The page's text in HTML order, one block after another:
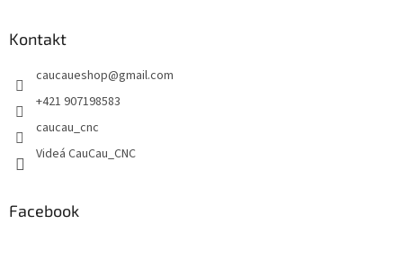
Kontakt
caucaueshop@gmail.com
+421 907198583
caucau_cnc
Videá CauCau_CNC
Facebook